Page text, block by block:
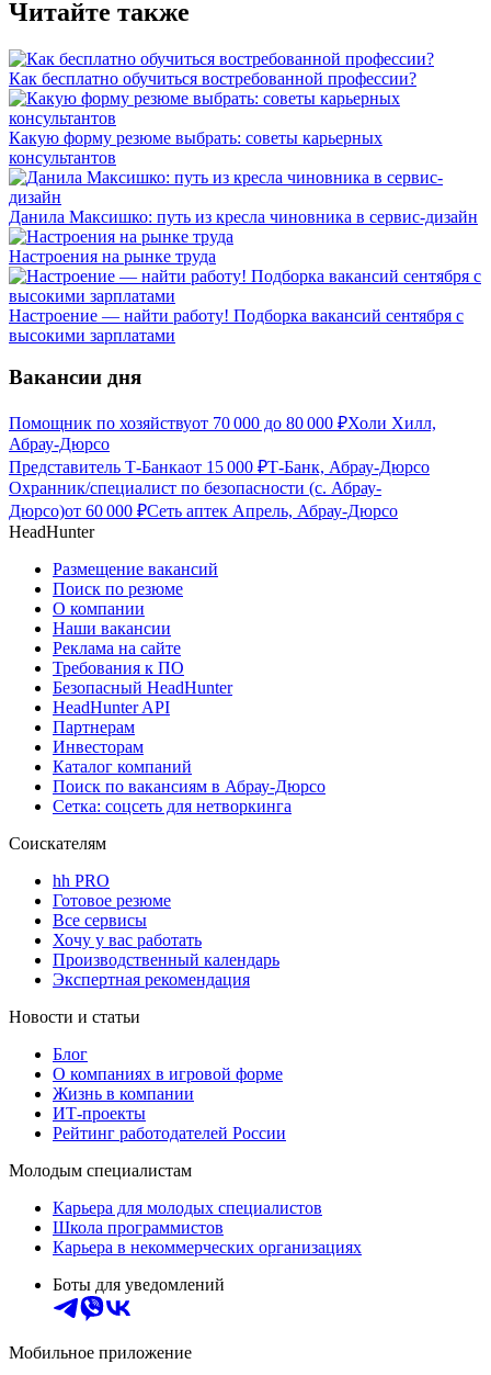
Читайте также
Как бесплатно обучиться востребованной профессии?
Какую форму резюме выбрать: советы карьерных
консультантов
Данила Максишко: путь из кресла чиновника в сервис-дизайн
Настроения на рынке труда
Настроение — найти работу! Подборка вакансий сентября с
высокими зарплатами
Вакансии дня
Помощник по хозяйствуот 70 000 до 80 000 ₽Холи Хилл,
Абрау-Дюрсо
Представитель Т-Банкаот 15 000 ₽Т-Банк, Абрау-Дюрсо
Охранник/специалист по безопасности (с. Абрау-
Дюрсо)от 60 000 ₽Сеть аптек Апрель, Абрау-Дюрсо
HeadHunter
Размещение вакансий
Поиск по резюме
О компании
Наши вакансии
Реклама на сайте
Требования к ПО
Безопасный HeadHunter
HeadHunter API
Партнерам
Инвесторам
Каталог компаний
Поиск по вакансиям в Абрау-Дюрсо
Сетка: соцсеть для нетворкинга
Соискателям
hh PRO
Готовое резюме
Все сервисы
Хочу у вас работать
Производственный календарь
Экспертная рекомендация
Новости и статьи
Блог
О компаниях в игровой форме
Жизнь в компании
ИТ-проекты
Рейтинг работодателей России
Молодым специалистам
Карьера для молодых специалистов
Школа программистов
Карьера в некоммерческих организациях
Боты для уведомлений
Мобильное приложение